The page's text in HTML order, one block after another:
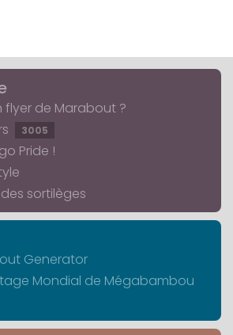
de Marabout ?
3005
Pride !
sortilèges
Generator
Mondial de Mégabambou